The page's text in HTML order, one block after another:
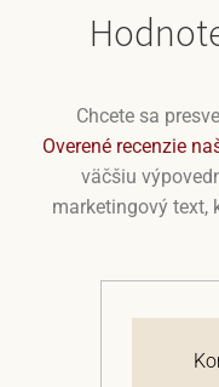
Chcete sa
Overené recenzie
väčšiu
marketingový text,